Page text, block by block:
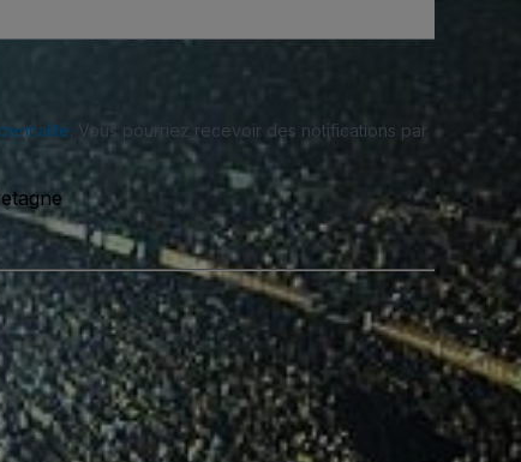
. Vous pourriez recevoir des notifications par